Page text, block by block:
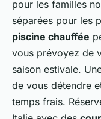
pour les familles
séparées pour les
piscine chauffée
vous prévoyez de
saison estivale.
de vous détendre
temps frais.